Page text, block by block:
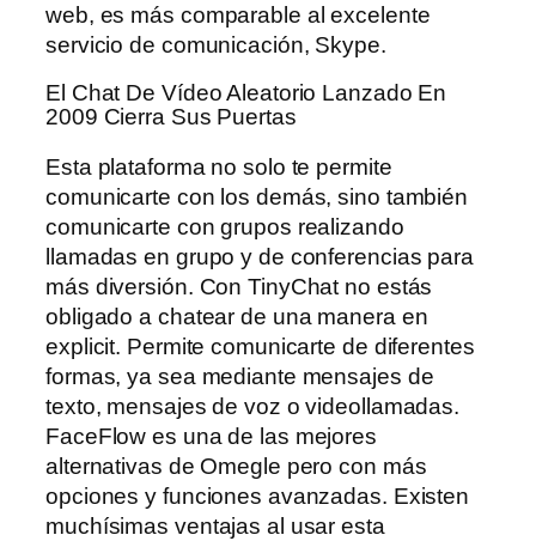
web, es más comparable al excelente
servicio de comunicación, Skype.
El Chat De Vídeo Aleatorio Lanzado En
2009 Cierra Sus Puertas
Esta plataforma no solo te permite
comunicarte con los demás, sino también
comunicarte con grupos realizando
llamadas en grupo y de conferencias para
más diversión. Con TinyChat no estás
obligado a chatear de una manera en
explicit. Permite comunicarte de diferentes
formas, ya sea mediante mensajes de
texto, mensajes de voz o videollamadas.
FaceFlow es una de las mejores
alternativas de Omegle pero con más
opciones y funciones avanzadas. Existen
muchísimas ventajas al usar esta